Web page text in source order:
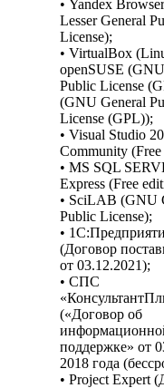
• Yandex
Lesser General
License);
• VirtualBox
openSUSE
Public License
(GNU General
License (GPL));
• Visual Studio
Community
• MS SQL
Express (Free
• SciLAB (GNU
Public License);
•
(Договор
от 03.12.2021);
• СПС
(«Договор об
поддержке» от
2018 года
• Project Expert